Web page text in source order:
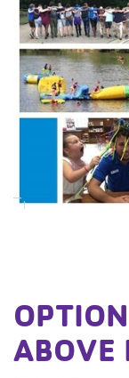
ABOVE